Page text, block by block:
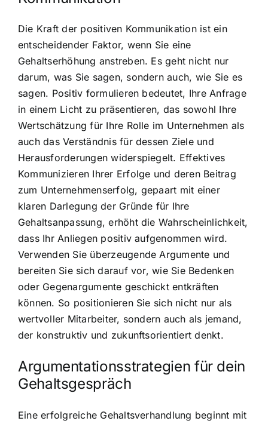
Die Kraft der positiven Kommunikation ist ein
entscheidender Faktor, wenn Sie eine
Gehaltserhöhung anstreben. Es geht nicht nur
darum, was Sie sagen, sondern auch, wie Sie es
sagen. Positiv formulieren bedeutet, Ihre Anfrage
in einem Licht zu präsentieren, das sowohl Ihre
Wertschätzung für Ihre Rolle im Unternehmen als
auch das Verständnis für dessen Ziele und
Herausforderungen widerspiegelt. Effektives
Kommunizieren Ihrer Erfolge und deren Beitrag
zum Unternehmenserfolg, gepaart mit einer
klaren Darlegung der Gründe für Ihre
Gehaltsanpassung, erhöht die Wahrscheinlichkeit,
dass Ihr Anliegen positiv aufgenommen wird.
Verwenden Sie überzeugende Argumente und
bereiten Sie sich darauf vor, wie Sie Bedenken
oder Gegenargumente geschickt entkräften
können. So positionieren Sie sich nicht nur als
wertvoller Mitarbeiter, sondern auch als jemand,
der konstruktiv und zukunftsorientiert denkt.
Argumentationsstrategien für dein
Gehaltsgespräch
Eine erfolgreiche Gehaltsverhandlung beginnt mit